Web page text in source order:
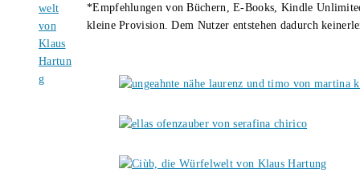
*Empfehlungen von Büchern, E-Books, Kindle
kleine Provision. Dem Nutzer entstehen dadurch